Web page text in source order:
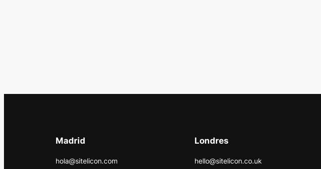
Madrid
hola@sitelicon.com
Londres
hello@sitelicon.co.uk